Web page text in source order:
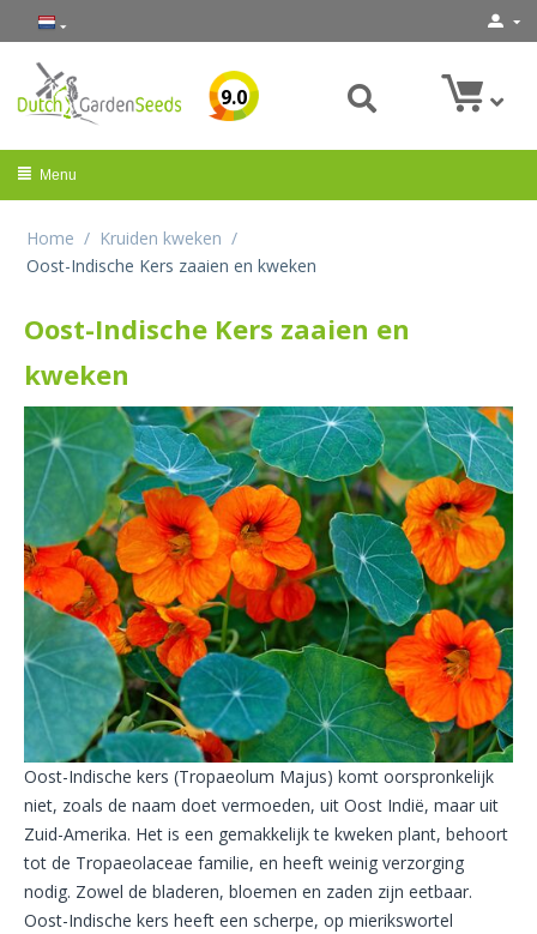
9.0
Menu
Home / Kruiden kweken /
Oost-Indische Kers zaaien en kweken
Oost-Indische Kers zaaien en
kweken
Oost-Indische kers (Tropaeolum Majus) komt oorspronkelijk
niet, zoals de naam doet vermoeden, uit Oost Indië, maar uit
Zuid-Amerika. Het is een gemakkelijk te kweken plant, behoort
tot de Tropaeolaceae familie, en heeft weinig verzorging
nodig. Zowel de bladeren, bloemen en zaden zijn eetbaar.
Oost-Indische kers heeft een scherpe, op mierikswortel